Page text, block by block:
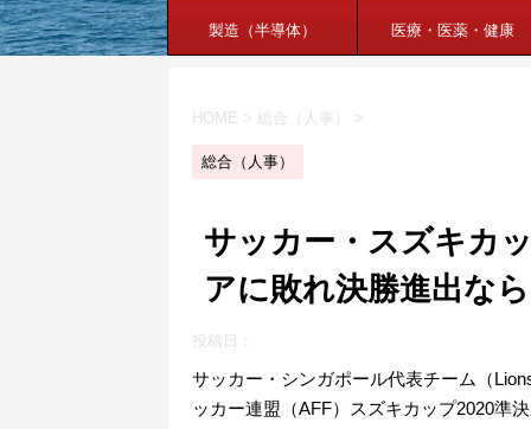
製造（半導体） 医療・医薬・健康
HOME > 総合（人事） >
総合（人事）
サッカー・スズキカ
アに敗れ決勝進出な
投稿日：
サッカー・シンガポール代表チーム（
ッカー連盟（AFF）スズキカップ2020準